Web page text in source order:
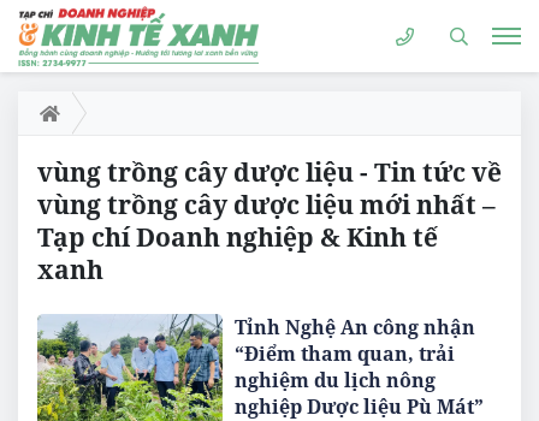
vùng trồng cây dược liệu - Tin tức về
vùng trồng cây dược liệu mới nhất –
Tạp chí Doanh nghiệp & Kinh tế
xanh
Tỉnh Nghệ An công nhận
“Điểm tham quan, trải
nghiệm du lịch nông
nghiệp Dược liệu Pù Mát”